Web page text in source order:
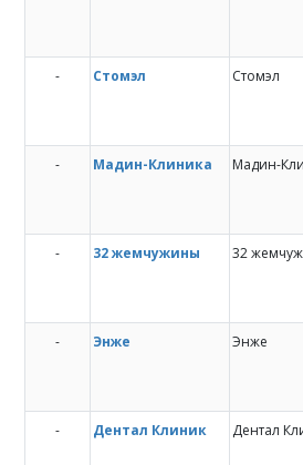
- Стомэл Стомэл
- Мадин-Клиника Мадин-
- 32 жемчужины 32
- Энже Энже
- Дентал Клиник Дентал